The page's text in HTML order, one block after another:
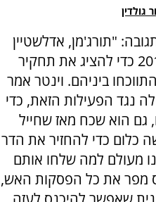
גולדין
"תורג'מן, אדלשטיין
ו־וינטר הגיעו אלינו בינואר 2015 כדי להציג את תחקיר
ביניהם. וינטר אמר
נגד הפעילות הזאת, כדי
גם הוא שכח מאז שחייל
כלום כדי להחזיר את הדר
מעולם למה שלחו אותם
מפר את כל הפסקות האש,